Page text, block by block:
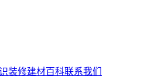
装修建材百科联系我们